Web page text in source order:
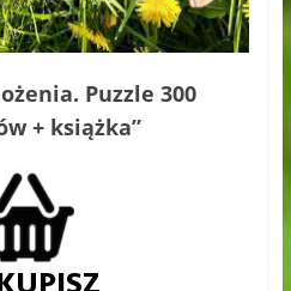
Puzzle 300
+ książka”